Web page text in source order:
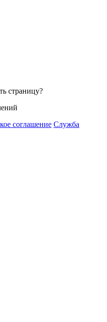
страницу?
соглашение Служба